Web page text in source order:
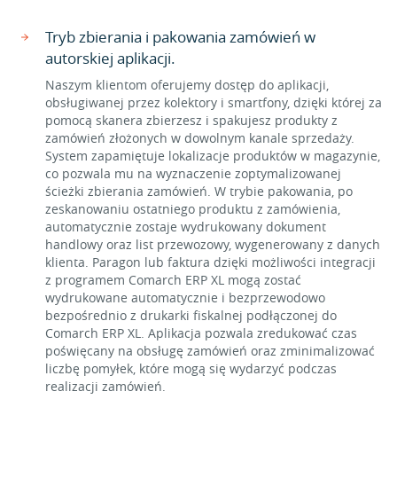
Tryb zbierania i pakowania zamówień w
autorskiej aplikacji.
Naszym klientom oferujemy dostęp do aplikacji,
obsługiwanej przez kolektory i smartfony, dzięki której za
pomocą skanera zbierzesz i spakujesz produkty z
zamówień złożonych w dowolnym kanale sprzedaży.
System zapamiętuje lokalizacje produktów w magazynie,
co pozwala mu na wyznaczenie zoptymalizowanej
ścieżki zbierania zamówień. W trybie pakowania, po
zeskanowaniu ostatniego produktu z zamówienia,
automatycznie zostaje wydrukowany dokument
handlowy oraz list przewozowy, wygenerowany z danych
klienta. Paragon lub faktura dzięki możliwości integracji
z programem Comarch ERP XL mogą zostać
wydrukowane automatycznie i bezprzewodowo
bezpośrednio z drukarki fiskalnej podłączonej do
Comarch ERP XL. Aplikacja pozwala zredukować czas
poświęcany na obsługę zamówień oraz zminimalizować
liczbę pomyłek, które mogą się wydarzyć podczas
realizacji zamówień.